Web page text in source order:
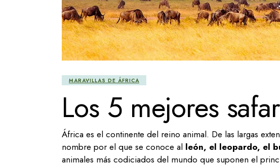
MARAVILLAS DE ÁFRICA
Los 5 mejores
África es el continente del reino animal. De las largas
nombre por el que se conoce al león, el leopardo, el
animales más codiciados del mundo que suponen el